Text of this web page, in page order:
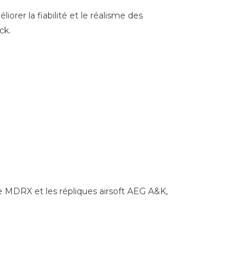
la fiabilité et le réalisme des
et les répliques airsoft AEG A&K,